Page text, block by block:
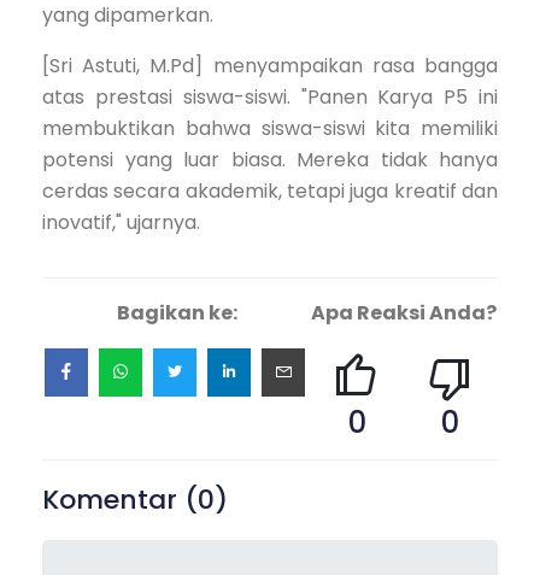
yang dipamerkan.
[Sri Astuti, M.Pd] menyampaikan rasa bangga
atas prestasi siswa-siswi. "Panen Karya P5 ini
membuktikan bahwa siswa-siswi kita memiliki
potensi yang luar biasa. Mereka tidak hanya
cerdas secara akademik, tetapi juga kreatif dan
inovatif," ujarnya.
Bagikan ke: Apa Reaksi Anda?
0 0
Komentar (0)